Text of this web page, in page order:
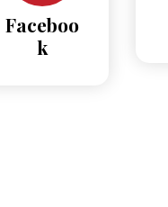
Faceboo
k